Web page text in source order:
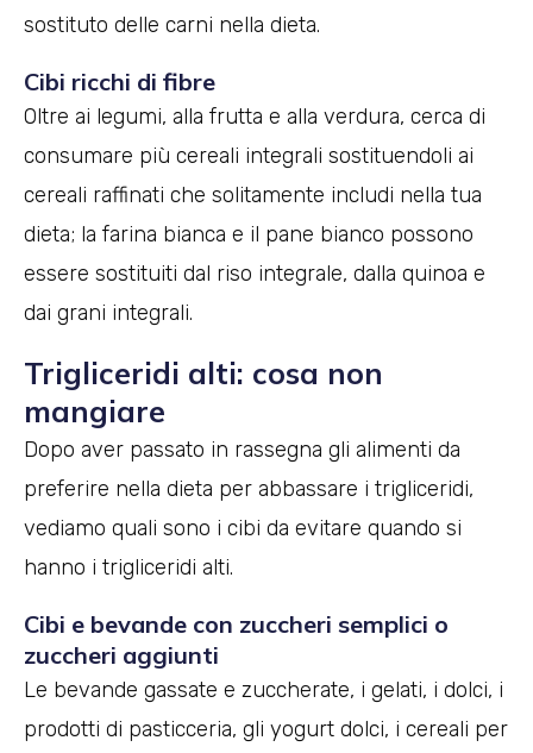
sostituto delle carni nella dieta.
Cibi ricchi di fibre
Oltre ai legumi, alla frutta e alla verdura, cerca di
consumare più cereali integrali sostituendoli ai
cereali raffinati che solitamente includi nella tua
dieta; la farina bianca e il pane bianco possono
essere sostituiti dal riso integrale, dalla quinoa e
dai grani integrali.
Trigliceridi alti: cosa non
mangiare
Dopo aver passato in rassegna gli alimenti da
preferire nella dieta per abbassare i trigliceridi,
vediamo quali sono i cibi da evitare quando si
hanno i trigliceridi alti.
Cibi e bevande con zuccheri semplici o
zuccheri aggiunti
Le bevande gassate e zuccherate, i gelati, i dolci, i
prodotti di pasticceria, gli yogurt dolci, i cereali per